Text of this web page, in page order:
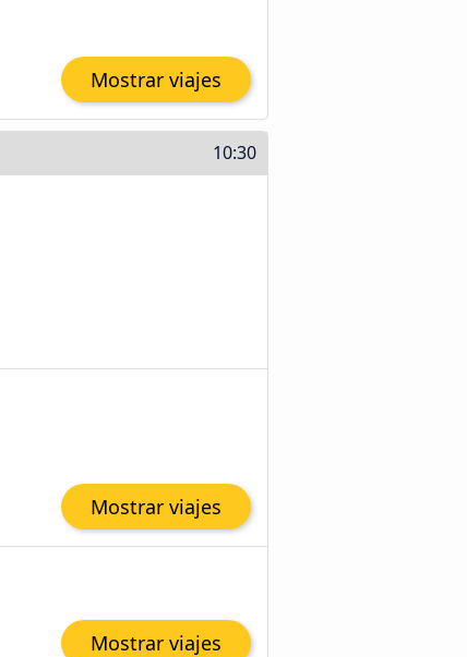
Mostrar viajes
10:30
Mostrar viajes
Mostrar viajes